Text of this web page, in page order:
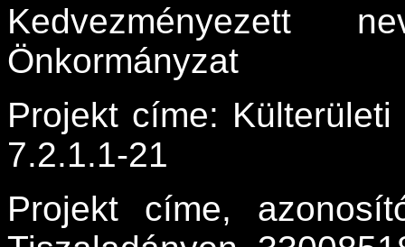
Kedvezményezett
Önkormányzat
Projekt címe:
7.2.1.1-21
Projekt címe,